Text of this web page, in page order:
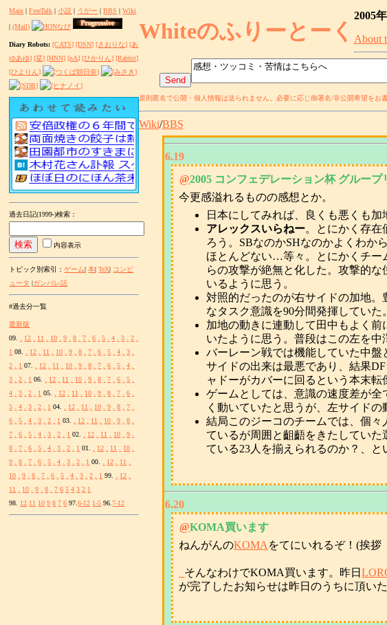
Whiteのふりーとーく
2005
About
原則匿名で公開・個人情報は送られません。必要に応じ御署名/非公開希望をお書
Wiki/BBS
6.19
@2005 コンフェデレーション杯 グループ
今更感溢れるものの感想とか。
日本にしてみれば、良くも悪くも
アレックスいらねー。とにかく存在
ろう。SBなのかSHなのかよくわか
ほとんどない…等々。とにかくチー
らの攻撃が絶無と化した。攻撃的
いるように思う。
対照的だったのが右サイドの加地
なタスク意識を90分間発揮してい
加地の動きに連動して田中もよく
いたように思う。普段はこの左を中
バーレーン戦では機能していた中
サイドの出来は最悪であり、結果
ャドーがカバーに回るという本末転
ゲームとしては、意識の速度差が
く動いていたと思うが、左サイド
結局このジーコのチームでは、個
ているが周囲と齟齬をきたしてい
ている23人を揃えられるのか？、と
6.20
@KOMA買います
ねんがんのKOMA をてにいれるぞ！(挨拶
そんなわけでKOMA買います。昨日
が完了したお知らせは昨日のうちに頂い
Main |FreeTalk |小説 | うがー |BBS |Wiki
|(Mail)
Diary Robots: [CATS] [DSN] [さおりな] [あ
ゆあゆ] [栞] [HNN] [nA] [ひかりん] [Rabbit]
[ひよりん]
過去日記(1999-)検索 ：
内容表示
トピック別索引：ゲーム|本|TeX| コンピ
ュータ |ガンパレ話
#過去分一覧
最新版
09.
12 11 10 9 8 7 6 5 4 3 2
1 08. 12 11 10 9 8 7 6 5 4 3
2
1 07. 12 11 10 9 8 7 6 5 4
3
2 1 06. 12 11 10 9 8 7 6 5
4
3 2 1 05. 12 11 10 9 8 7 6
5
4 3 2 1 04. 12 11 10 9 8 7
6
5 4 3 2 1 03. 12 11 10 9 8
7
6 5 4 3 2 1 02. 12 11 10 9
8
7 6 5 4 3 2 1 01. 12 11 10
9
8 7 6 5 4 3 2 1 00. 12 11
10
9 8 7 6 5 4 3 2 1 99. 12
11
10 9 8 7 6 5 4 3 2 1
98. 12 11 10 9 8 7 6 97.6-12 1-5 96.7-12